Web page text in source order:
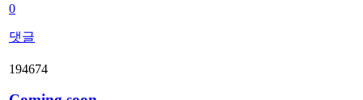
0
댓글
194674